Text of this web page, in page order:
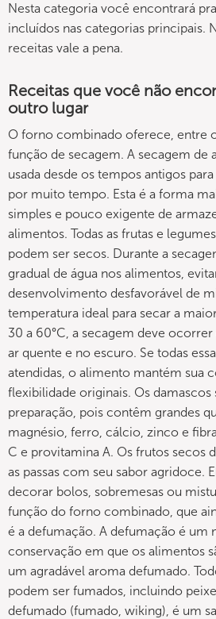
Nesta categoria você encontrará
incluídos nas categorias principais.
receitas vale a pena.
Receitas que você não
outro lugar
O forno combinado oferece, entre
função de secagem. A secagem de
usada desde os tempos antigos
por muito tempo. Esta é a forma
simples e pouco exigente de
alimentos. Todas as frutas e
podem ser secos. Durante a
gradual de água nos alimentos,
desenvolvimento desfavorável de
temperatura ideal para secar a
30 a 60°C, a secagem deve
ar quente e no escuro. Se todas
atendidas, o alimento mantém sua
flexibilidade originais. Os
preparação, pois contêm grandes
magnésio, ferro, cálcio, zinco e
C e provitamina A. Os frutos secos
as passas com seu sabor agridoce.
decorar bolos, sobremesas ou
função do forno combinado, que
é a defumação. A defumação é um
conservação em que os alimentos
um agradável aroma defumado.
podem ser fumados, incluindo
defumado (fumado, wiking), é um